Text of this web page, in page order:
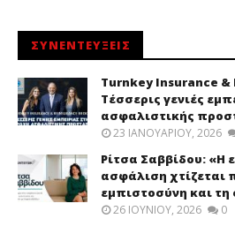
ΣΥΝΕΝΤΕΥΞΕΙΣ
Turnkey Insurance &
Τέσσερις γενιές
ασφαλιστικής
23 ΙΑΝΟΥΑΡΊΟΥ, 2026
Ρίτσα Σαββίδου: «Η
ασφάλιση χτίζεται
εμπιστοσύνη και τη
26 ΙΟΥΝΊΟΥ, 2026 0